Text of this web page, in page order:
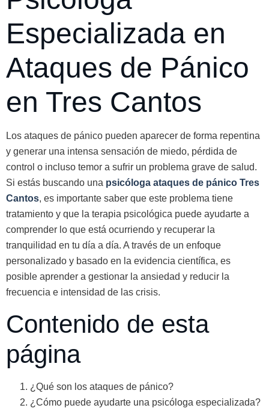
Especializada en
Ataques de Pánico
en Tres Cantos
Los ataques de pánico pueden aparecer de forma repentina
y generar una intensa sensación de miedo, pérdida de
control o incluso temor a sufrir un problema grave de salud.
Si estás buscando una psicóloga ataques de pánico Tres
Cantos, es importante saber que este problema tiene
tratamiento y que la terapia psicológica puede ayudarte a
comprender lo que está ocurriendo y recuperar la
tranquilidad en tu día a día. A través de un enfoque
personalizado y basado en la evidencia científica, es
posible aprender a gestionar la ansiedad y reducir la
frecuencia e intensidad de las crisis.
Contenido de esta
página
¿Qué son los ataques de pánico?
¿Cómo puede ayudarte una psicóloga especializada?